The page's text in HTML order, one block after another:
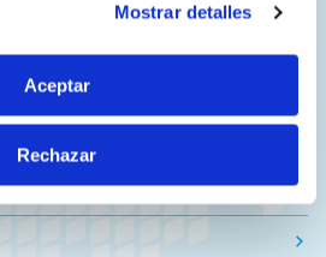
Mostrar detalles
Aceptar
Rechazar